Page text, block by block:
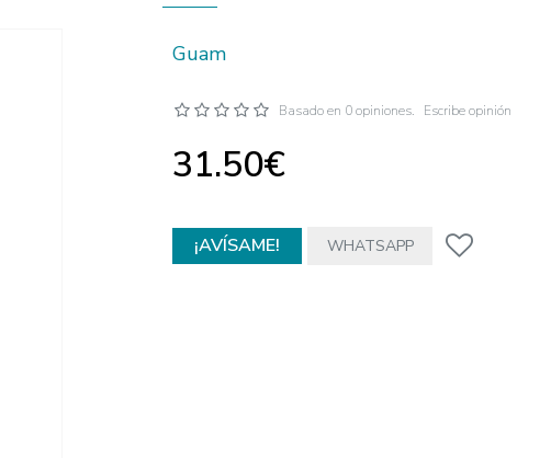
Guam
Basado en 0 opiniones. Escribe opinión
31.50€
¡AVÍSAME! WHATSAPP